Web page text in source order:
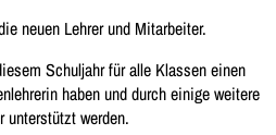
neuen Lehrer und Mitarbeiter.
Schuljahr für alle Klassen einen
haben und durch einige weitere
unterstützt werden.